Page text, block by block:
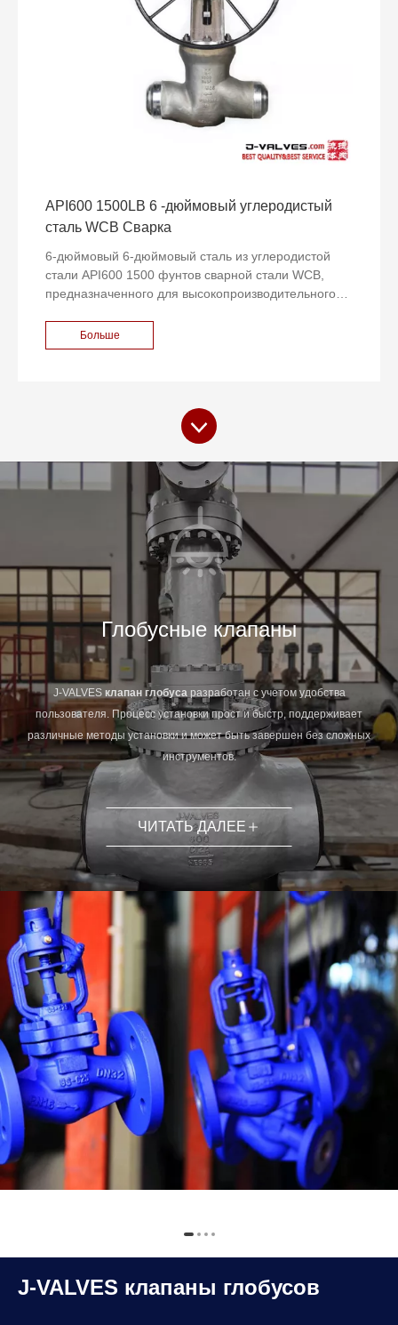
API600 1500LB 6 -дюймовый углеродистый
сталь WCB Сварка
6-дюймовый 6-дюймовый сталь из углеродистой
стали API600 1500 фунтов сварной стали WCB,
предназначенного для высокопроизводительного
разработанного для удовлетворения суровых
условий труда нефти, природного газа, химического
из высококачественного материала WCB углеродной
стали. Он имеет высокую прочность, коррозионную
стойкость и отличную производительность
запечатывания. Он может выдерживать чрезвычайно
высокое рабочее давление и температуру,
обеспечивая надежность и безопасность в
экстремальных условиях труда.
Больше
Глобусные клапаны
J-VALVES клапан глобуса разработан с учетом удобства
пользователя. Процесс установки прост и быстр, поддерживает
различные методы установки и может быть завершен без сложных
инструментов.
ЧИТАТЬ ДАЛЕЕ
J-VALVES клапаны глобусов